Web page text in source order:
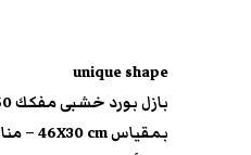
unique shape
بازل بورد خشبى مفكك 150 قطعة
بمقياس 46X30 cm – مناسب لعمر 12 سنة فما فوق